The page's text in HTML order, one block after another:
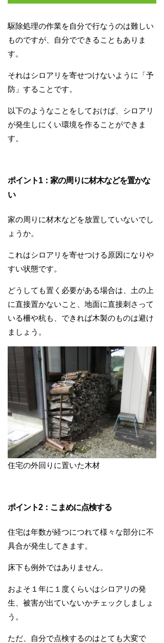
駆除処理の作業を自分で行なうのは難しい
ものですが、自分でできることもありま
す。
それはシロアリを寄せつけないように「予
防」することです。
以下のようなことをしておけば、シロアリ
が発生しにくい環境を作ることができま
す。
ポイント1：家の周りに材木などを置かな
い
家の周りに材木などを放置していないでし
ょうか。
これはシロアリを寄せつける原因になりや
すい状態です。
どうしても置く必要がある場合は、土の上
に直接置かないこと、地面に直接刺さって
いる柵や杭も、できれば木製のものは避け
ましょう。
住宅の外回りに置いた木材
ポイント2：こまめに点検する
住宅は年数が経つにつれて様々な部分に不
具合が発生してきます。
床下も例外ではありません。
およそ１年に１度くらいはシロアリの発
生、被害が出ていないかチェックしましょ
う。
ただ、自分で点検するのはとても大変で